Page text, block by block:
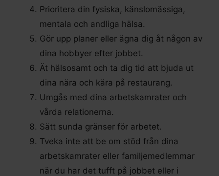
Prioritera din fysiska, känslomässiga,
mentala och andliga hälsa.
Gör upp planer eller ägna dig åt någon av
dina hobbyer efter jobbet.
Ät hälsosamt och ta dig tid att bjuda ut
dina nära och kära på restaurang.
Umgås med dina arbetskamrater och
vårda relationerna.
Sätt sunda gränser för arbetet.
Tveka inte att be om stöd från dina
arbetskamrater eller familjemedlemmar
när du har det tufft på jobbet eller i